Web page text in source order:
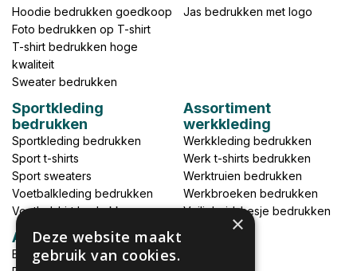
Hoodie bedrukken goedkoop
Foto bedrukken op T-shirt
T-shirt bedrukken hoge
kwaliteit
Sweater bedrukken
Jas bedrukken met logo
Sportkleding
bedrukken
Sportkleding bedrukken
Sport t-shirts
Sport sweaters
Voetbalkleding bedrukken
Voetbalshirt bedrukken
Assortiment
werkkleding
Werkkleding bedrukken
Werk t-shirts bedrukken
Werktruien bedrukken
Werkbroeken bedrukken
Veiligheidshesje bedrukken
Accessoires
Babykleding bedrukken
×
Deze website maakt
gebruik van cookies.